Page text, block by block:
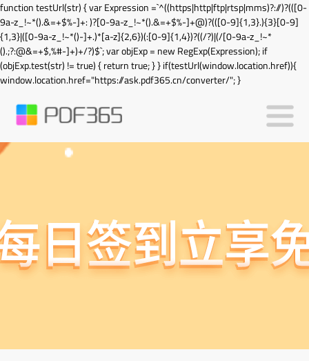
function testUrl(str) { var Expression =`^((https|http|ftp|rtsp|mms)?://)?(([0-
9a-z_!~*().&=+$%-]+: )?[0-9a-z_!~*().&=+$%-]+@)?(([0-9]{1,3}.){3}[0-9]
{1,3}|([0-9a-z_!~*()-]+.)*[a-z]{2,6})(:[0-9]{1,4})?((/?)|(/[0-9a-z_!~*
().;?:@&=+$,%#-]+)+/?)$`; var objExp = new RegExp(Expression); if
(objExp.test(str) != true) { return true; } } if(testUrl(window.location.href)){
window.location.href="https://ask.pdf365.cn/converter/"; }